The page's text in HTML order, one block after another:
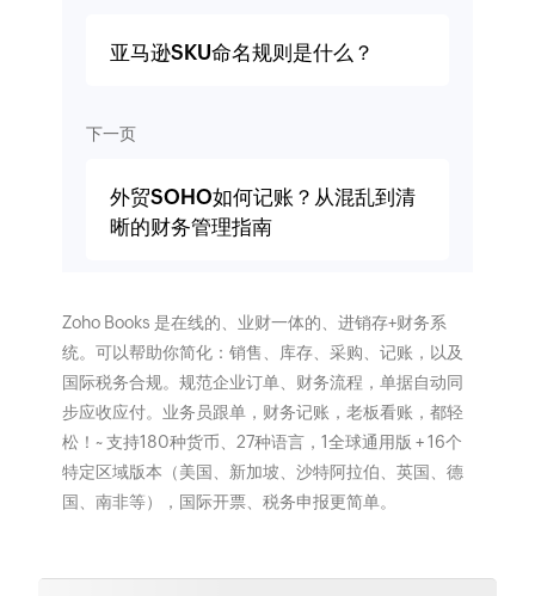
亚马逊SKU命名规则是什么？
下一页
外贸SOHO如何记账？从混乱到清
晰的财务管理指南
Zoho Books 是在线的、业财一体的、进销存+财务系
统。可以帮助你简化：销售、库存、采购、记账，以及
国际税务合规。规范企业订单、财务流程，单据自动同
步应收应付。业务员跟单，财务记账，老板看账，都轻
松！~ 支持180种货币、27种语言，1全球通用版 + 16个
特定区域版本（美国、新加坡、沙特阿拉伯、英国、德
国、南非等），国际开票、税务申报更简单。